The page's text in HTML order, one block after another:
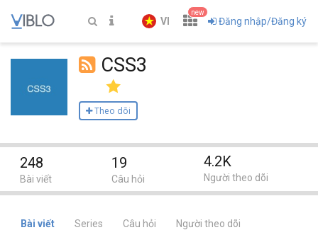
VI
new
Đăng nhập/Đăng ký
CSS3
Theo dõi
Bài viết Series Câu hỏi Người theo dõi
248
Bài viết
19
Câu hỏi
4.2K
Người theo dõi